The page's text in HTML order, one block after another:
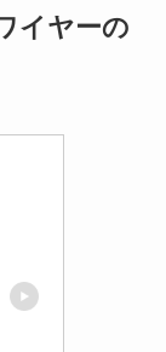
イヤーの